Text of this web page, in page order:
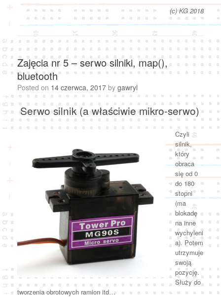
(c) KG 2018
Zajęcia nr 5 – serwo silniki, map(),
bluetooth
Posted on 14 czerwca, 2017 by gawryl
Serwo silnik (a właściwie mikro-serwo)
Czyli
silnik,
który
obraca
się od 0
do 180
stopni
(ma
blokadę
na inne
wychyleni
a). Potem
utrzymuje
swoją
pozycję.
Służy do
tworzenia obrotowych ramion itd…